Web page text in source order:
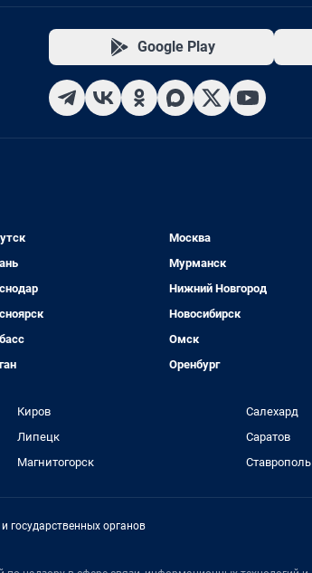
Google Play
Москва
Мурманск
Нижний Новгород
Новосибирск
Омск
Оренбург
Киров
Липецк
Магнитогорск
Салехард
Саратов
Ставрополь
государственных органов